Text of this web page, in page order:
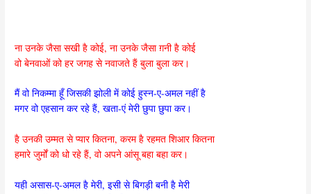
ना उनके जैसा सखी है कोई, ना उनके जैसा ग़नी है कोई
वो बेनवाओं को हर जगह से नवाजते हैं बुला बुला कर।
मैं वो निकम्मा हूँ जिसकी झोली में कोई हुस्न-ए-अमल नहीं है
मगर वो एहसान कर रहे हैं, खता-एं मेरी छुपा छुपा कर।
है उनकी उम्मत से प्यार कितना, करम है रहमत शिआर कितना
हमारे जुर्मों को धो रहे हैं, वो अपने आंसू बहा बहा कर।
यही असास-ए-अमल है मेरी, इसी से बिगड़ी बनी है मेरी